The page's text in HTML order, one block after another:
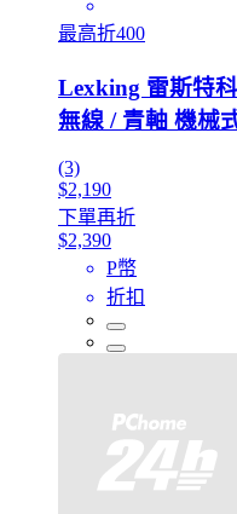
最高折400
Lexking 雷斯特
無線 / 青軸 機械
(3)
$2,190
下單再折
$2,390
P幣
折扣